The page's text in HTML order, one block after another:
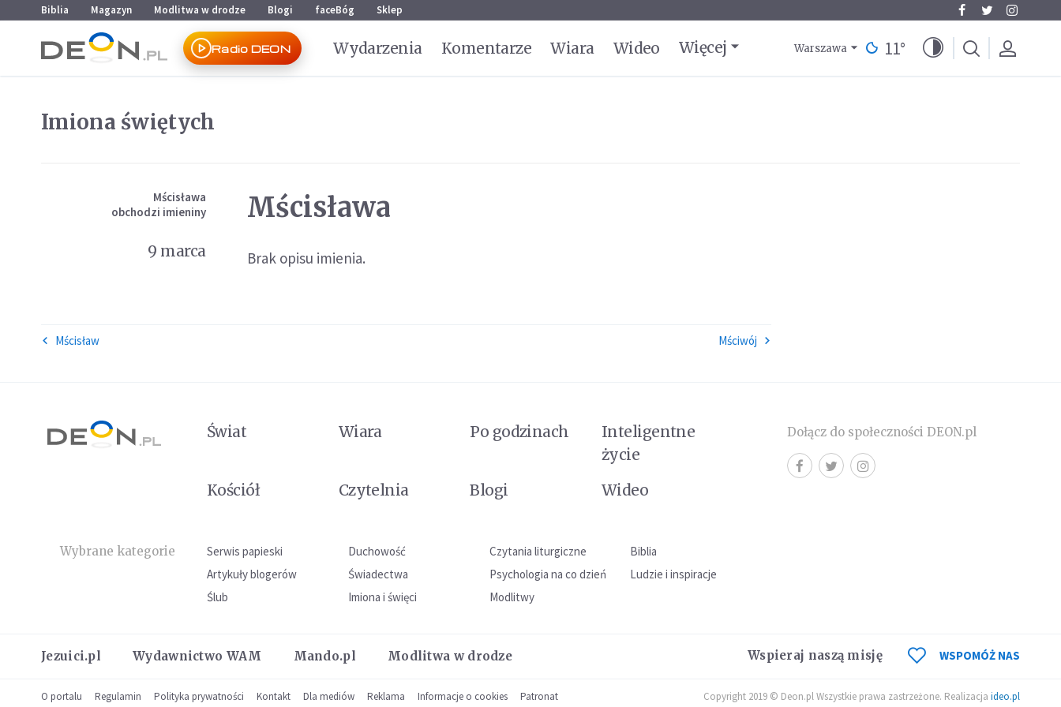
Przejdź do menu głównego
Przejdź do treści
Biblia Magazyn Modlitwa w drodze Blogi faceBóg Sklep
Radio DEON Wydarzenia Komentarze Wiara Wideo Więcej Warszawa 11°
Imiona świętych
Mścisława
Brak opisu imienia.
Mścisława
obchodzi imieniny
9 marca
Mścisław Mściwój
Świat Wiara Po godzinach
Inteligentne
życie
Kościół
Czytelnia Blogi Wideo
Wybrane kategorie Serwis papieski Duchowość Czytania liturgiczne
Biblia
Artykuły blogerów
Świadectwa Psychologia na co dzień
Ludzie i inspiracje
Ślub
Imiona i święci Modlitwy
Dołącz do społeczności DEON.pl
Jezuici.pl Wydawnictwo WAM Mando.pl Modlitwa w drodze Wspieraj naszą misję WSPOMÓŻ NAS
O portalu Regulamin Polityka prywatności Kontakt Dla mediów Reklama Informacje o cookies Patronat Copyright 2019 © Deon.pl Wszystkie prawa zastrzeżone. Realizacja ideo.pl